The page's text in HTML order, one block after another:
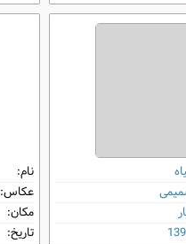
نام:
عکاس:
مکان:
تاریخ: